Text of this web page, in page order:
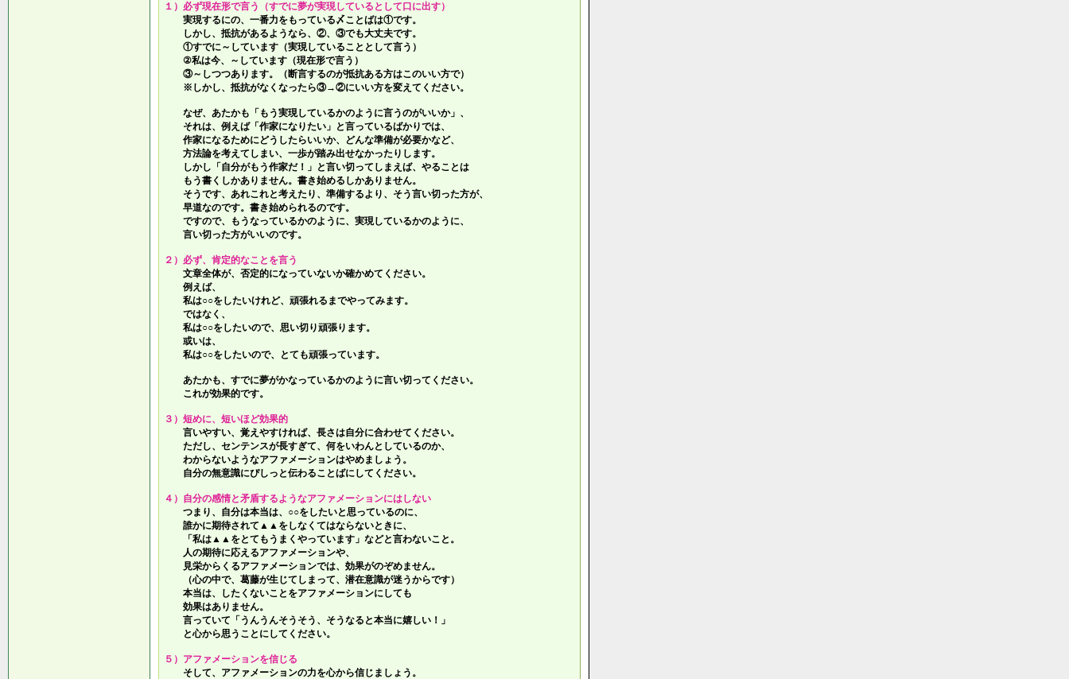
１）必ず現在形で言う（すでに夢が実現しているとして口に出す）
実現するにの、一番力をもっている〆ことばは①です。
しかし、抵抗があるようなら、②、③でも大丈夫です。
①すでに～しています（実現していることとして言う）
②私は今、～しています（現在形で言う）
③～しつつあります。（断言するのが抵抗ある方はこのいい方で）
※しかし、抵抗がなくなったら③→②にいい方を変えてください。
なぜ、あたかも「もう実現しているかのように言うのがいいか」、
それは、例えば「作家になりたい」と言っているばかりでは、
作家になるためにどうしたらいいか、どんな準備が必要かなど、
方法論を考えてしまい、一歩が踏み出せなかったりします。
しかし「自分がもう作家だ！」と言い切ってしまえば、やることは
もう書くしかありません。書き始めるしかありません。
そうです、あれこれと考えたり、準備するより、そう言い切った方が、
早道なのです。書き始められるのです。
ですので、もうなっているかのように、実現しているかのように、
言い切った方がいいのです。
２）必ず、肯定的なことを言う
文章全体が、否定的になっていないか確かめてください。
例えば、
私は○○をしたいけれど、頑張れるまでやってみます。
ではなく、
私は○○をしたいので、思い切り頑張ります。
或いは、
私は○○をしたいので、とても頑張っています。
あたかも、すでに夢がかなっているかのように言い切ってください。
これが効果的です。
３）短めに、短いほど効果的
言いやすい、覚えやすければ、長さは自分に合わせてください。
ただし、センテンスが長すぎて、何をいわんとしているのか、
わからないようなアファメーションはやめましょう。
自分の無意識にぴしっと伝わることばにしてください。
４）自分の感情と矛盾するようなアファメーションにはしない
つまり、自分は本当は、○○をしたいと思っているのに、
誰かに期待されて▲▲をしなくてはならないときに、
「私は▲▲をとてもうまくやっています」などと言わないこと。
人の期待に応えるアファメーションや、
見栄からくるアファメーションでは、効果がのぞめません。
（心の中で、葛藤が生じてしまって、潜在意識が迷うからです）
本当は、したくないことをアファメーションにしても
効果はありません。
言っていて 「うんうんそうそう、そうなると本当に嬉しい！」
と心から思うことにしてください。
５）アファメーションを信じる
そして、アファメーションの力を心から信じましょう。